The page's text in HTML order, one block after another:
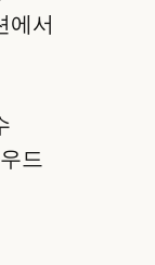
에서
드